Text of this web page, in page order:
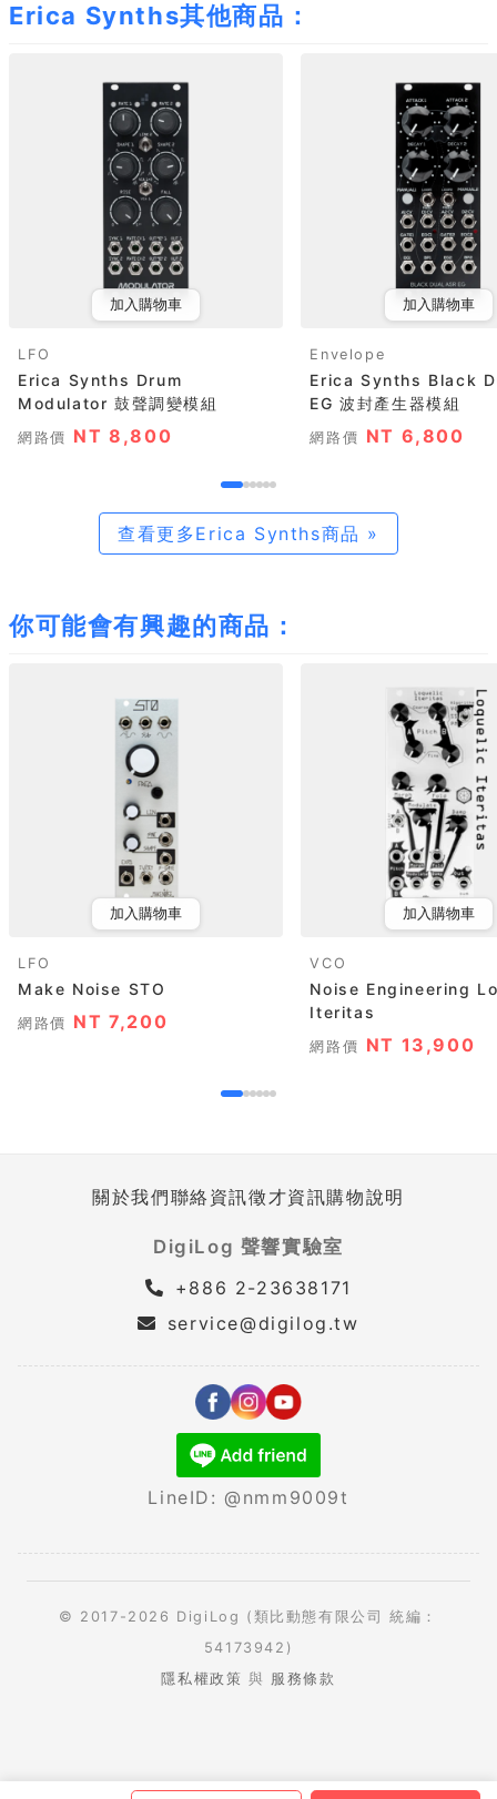
Erica Synths其他商品：
加入購物車
LFO
Erica Synths Drum
Modulator 鼓聲調變模組
網路價 NT 8,800
加入購物車
Envelope
Erica Synths Black
EG 波封產生器模組
網路價 NT 6,800
查看更多Erica Synths商品 »
你可能會有興趣的商品：
加入購物車
LFO
Make Noise STO
網路價 NT 7,200
加入購物車
VCO
Noise Engineering
Iteritas
網路價 NT 13,900
關於我們聯絡資訊徵才資訊購物說明
DigiLog 聲響實驗室
+886 2-23638171
service@digilog.tw
LineID: @nmm9009t
© 2017-2026 DigiLog (類比動態有限公司 統編：
54173942)
隱私權政策 與 服務條款